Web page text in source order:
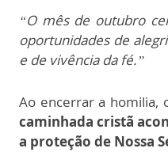
“O mês de outubro
oportunidades de
e de vivência da fé.”
Ao encerrar a homilia,
caminhada cristã
a proteção de Nossa